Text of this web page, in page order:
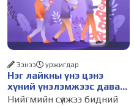
Нэг лайкны үнэ цэнэ
хүний үнэлэмжээс давах
болсон уу?
Ээнээ уржигдар
Нийгмийн сүлжээ бидний